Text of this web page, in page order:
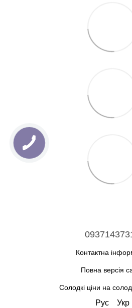
Контактна
Повна версія
Солодкі ціни на
Рус Укр